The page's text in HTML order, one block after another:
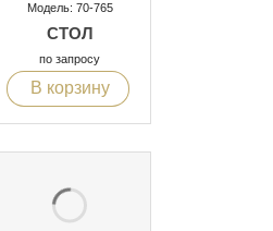
Модель: 70-765
СТОЛ
по запросу
В корзину